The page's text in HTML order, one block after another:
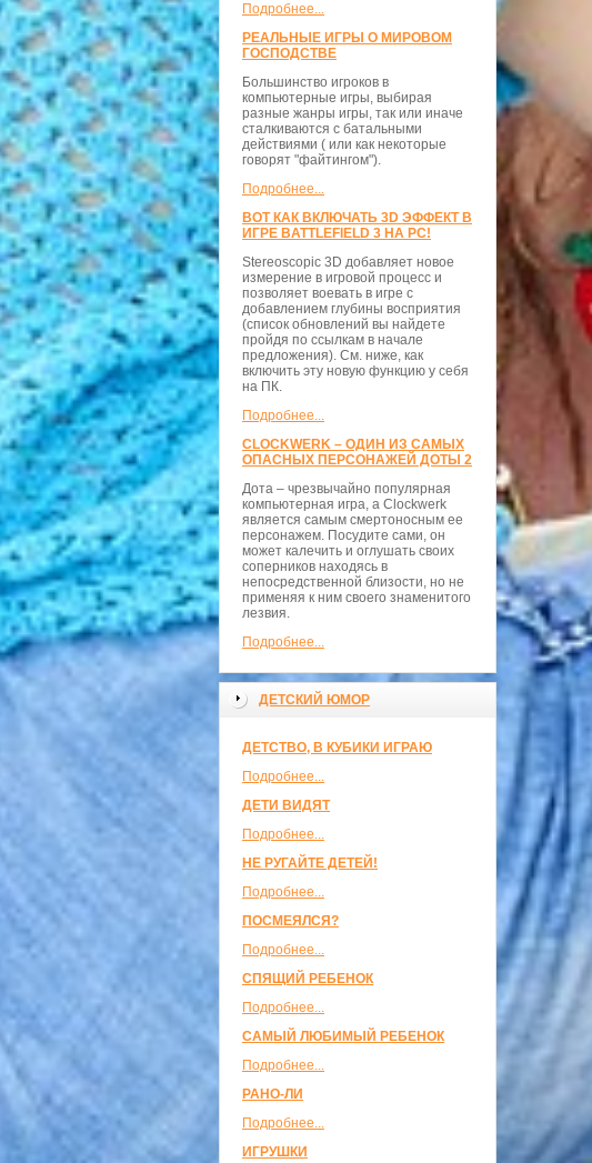
Подробнее...
РЕАЛЬНЫЕ ИГРЫ О МИРОВОМ
ГОСПОДСТВЕ
Большинство игроков в
компьютерные игры, выбирая
разные жанры игры, так или иначе
сталкиваются с батальными
действиями ( или как некоторые
говорят "файтингом").
Подробнее...
ВОТ КАК ВКЛЮЧАТЬ 3D ЭФФЕКТ В
ИГРЕ BATTLEFIELD 3 НА PC!
Stereoscopic 3D добавляет новое
измерение в игровой процесс и
позволяет воевать в игре с
добавлением глубины восприятия
(список обновлений вы найдете
пройдя по ссылкам в начале
предложения). См. ниже, как
включить эту новую функцию у себя
на ПК.
Подробнее...
CLOCKWERK – ОДИН ИЗ САМЫХ
ОПАСНЫХ ПЕРСОНАЖЕЙ ДОТЫ 2
Дота – чрезвычайно популярная
компьютерная игра, а Clockwerk
является самым смертоносным ее
персонажем. Посудите сами, он
может калечить и оглушать своих
соперников находясь в
непосредственной близости, но не
применяя к ним своего знаменитого
лезвия.
Подробнее...
ДЕТСКИЙ ЮМОР
ДЕТСТВО, В КУБИКИ ИГРАЮ
Подробнее...
ДЕТИ ВИДЯТ
Подробнее...
НЕ РУГАЙТЕ ДЕТЕЙ!
Подробнее...
ПОСМЕЯЛСЯ?
Подробнее...
СПЯЩИЙ РЕБЕНОК
Подробнее...
САМЫЙ ЛЮБИМЫЙ РЕБЕНОК
Подробнее...
РАНО-ЛИ
Подробнее...
ИГРУШКИ